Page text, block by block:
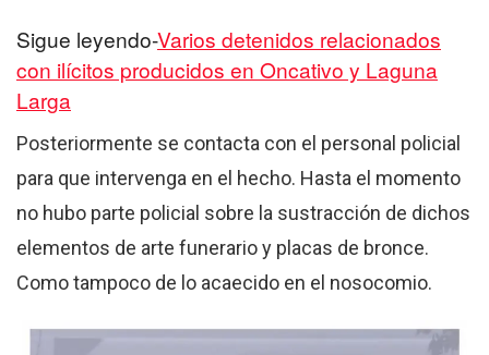
Sigue leyendo-Varios detenidos relacionados
con ilícitos producidos en Oncativo y Laguna
Larga
Posteriormente se contacta con el personal policial
para que intervenga en el hecho. Hasta el momento
no hubo parte policial sobre la sustracción de dichos
elementos de arte funerario y placas de bronce.
Como tampoco de lo acaecido en el nosocomio.